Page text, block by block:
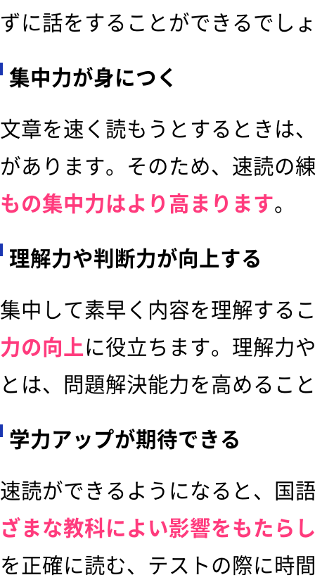
ずに話をすることができるでし
集中力が身につく
文章を速く読もうとするときは
があります。そのため、速読の
もの集中力はより高まります。
理解力や判断力が向上する
集中して素早く内容を理解する
力の向上に役立ちます。理解力
とは、問題解決能力を高めるこ
学力アップが期待できる
速読ができるようになると、国
ざまな教科によい影響をもたら
を正確に読む、テストの際に時